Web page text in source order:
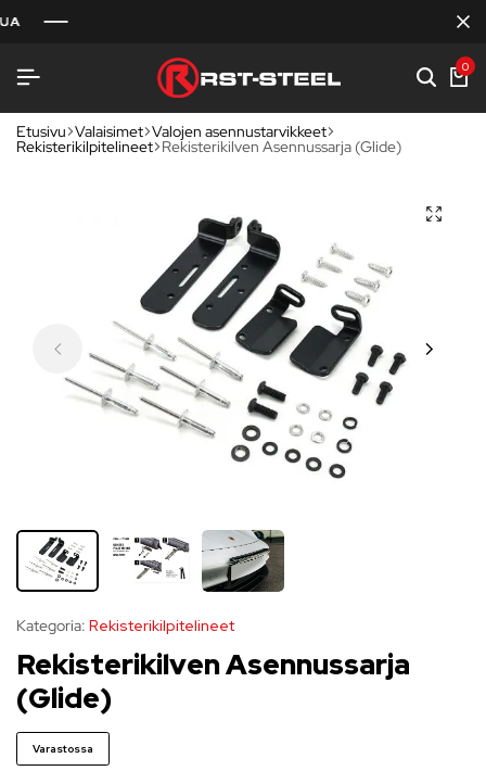
0
Etusivu Valaisimet Valojen asennustarvikkeet
Rekisterikilpitelineet Rekisterikilven Asennussarja (Glide)
Kategoria: Rekisterikilpitelineet
Rekisterikilven Asennussarja
(Glide)
Varastossa